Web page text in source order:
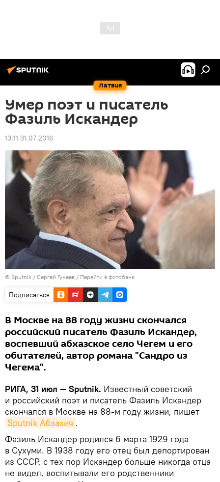
Латвия
Умер поэт и писатель
Фазиль Искандер
13:11 31.07.2016
© Sputnik / Сергей Гунеев / Перейти в фотобанк
Подписаться
В Москве на 88 году жизни скончался
российский писатель Фазиль Искандер,
воспевший абхазское село Чегем и его
обитателей, автор романа "Сандро из
Чегема".
РИГА, 31 июл — Sputnik. Известный советский
и российский поэт и писатель Фазиль Искандер
скончался в Москве на 88-м году жизни, пишет
Sputnik Абзахия .
Фазиль Искандер родился 6 марта 1929 года
в Сухуми. В 1938 году его отец был депортирован
из СССР, с тех пор Искандер больше никогда отца
не видел, воспитывали его родственники